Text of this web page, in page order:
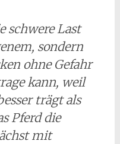
schwere Last
sondern
ohne Gefahr
kann, weil
trägt als
Pferd die
mit